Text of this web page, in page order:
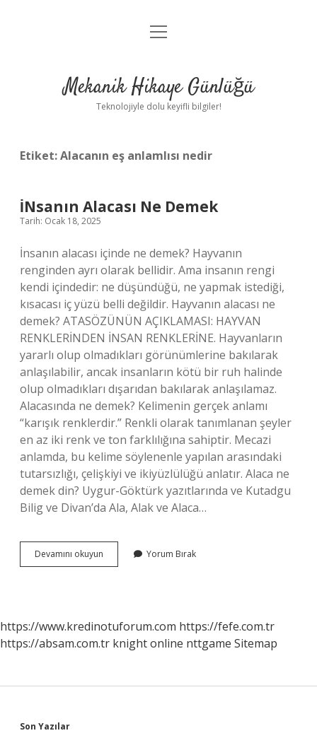
Anasayfa
Yasal Uyarı
menüyü
Mekanik Hikaye Günlüğü
Teknolojiyle dolu keyifli bilgiler!
Etiket:Alacanın eş anlamlısı nedir
İNsanın Alacası Ne Demek
Tarih: Ocak 18, 2025
İnsanın alacası içinde ne demek? Hayvanın
renginden ayrı olarak bellidir. Ama insanın rengi
kendi içindedir: ne düşündüğü, ne yapmak istediği,
kısacası iç yüzü belli değildir. Hayvanın alacası ne
demek? ATASÖZÜNÜN AÇIKLAMASI: HAYVAN
RENKLERİNDEN İNSAN RENKLERİNE. Hayvanların
yararlı olup olmadıkları görünümlerine bakılarak
anlaşılabilir, ancak insanların kötü bir ruh halinde
olup olmadıkları dışarıdan bakılarak anlaşılamaz.
Alacasında ne demek? Kelimenin gerçek anlamı
“karışık renklerdir.” Renkli olarak tanımlanan şeyler
en az iki renk ve ton farklılığına sahiptir. Mecazi
anlamda, bu kelime söylenenle yapılan arasındaki
tutarsızlığı, çelişkiyi ve ikiyüzlülüğü anlatır. Alaca ne
demek din? Uygur-Göktürk yazıtlarında ve Kutadgu
Bilig ve Divan’da Ala, Alak ve Alaca…
Devamını okuyun
Alacası
Yorum Bırak
https://www.kredinotuforum.com https://fefe.com.tr
https://absam.com.tr knight online nttgame Sitemap
Son Yazılar